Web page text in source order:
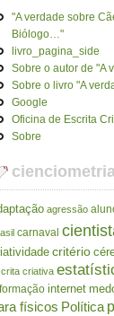
"A verdade sobre
Biólogo…"
livro_pagina_side
Sobre o autor de "A
Sobre o livro "A
Google
Oficina de Escrita
Sobre
agressão
carnaval
critério
criativa
internet
físicos Política